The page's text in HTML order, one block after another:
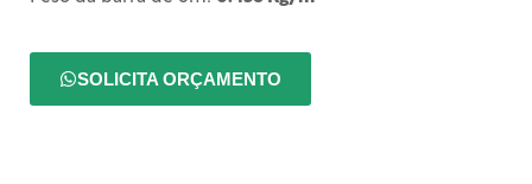
SOLICITA ORÇAMENTO